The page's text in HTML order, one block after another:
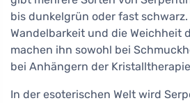
bis dunkelgrün oder fast schwarz.
Wandelbarkeit und die Weichheit
machen ihn sowohl bei
bei Anhängern der
In der esoterischen Welt wird